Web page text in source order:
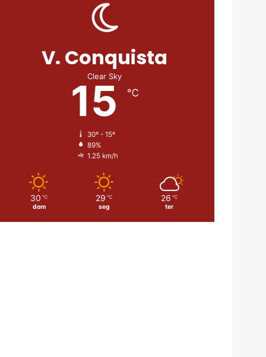
V. Conquista
Clear Sky
15 ℃
30º - 15º
89%
1.25 km/h
30 ℃
dom
29 ℃
seg
26 ℃
ter